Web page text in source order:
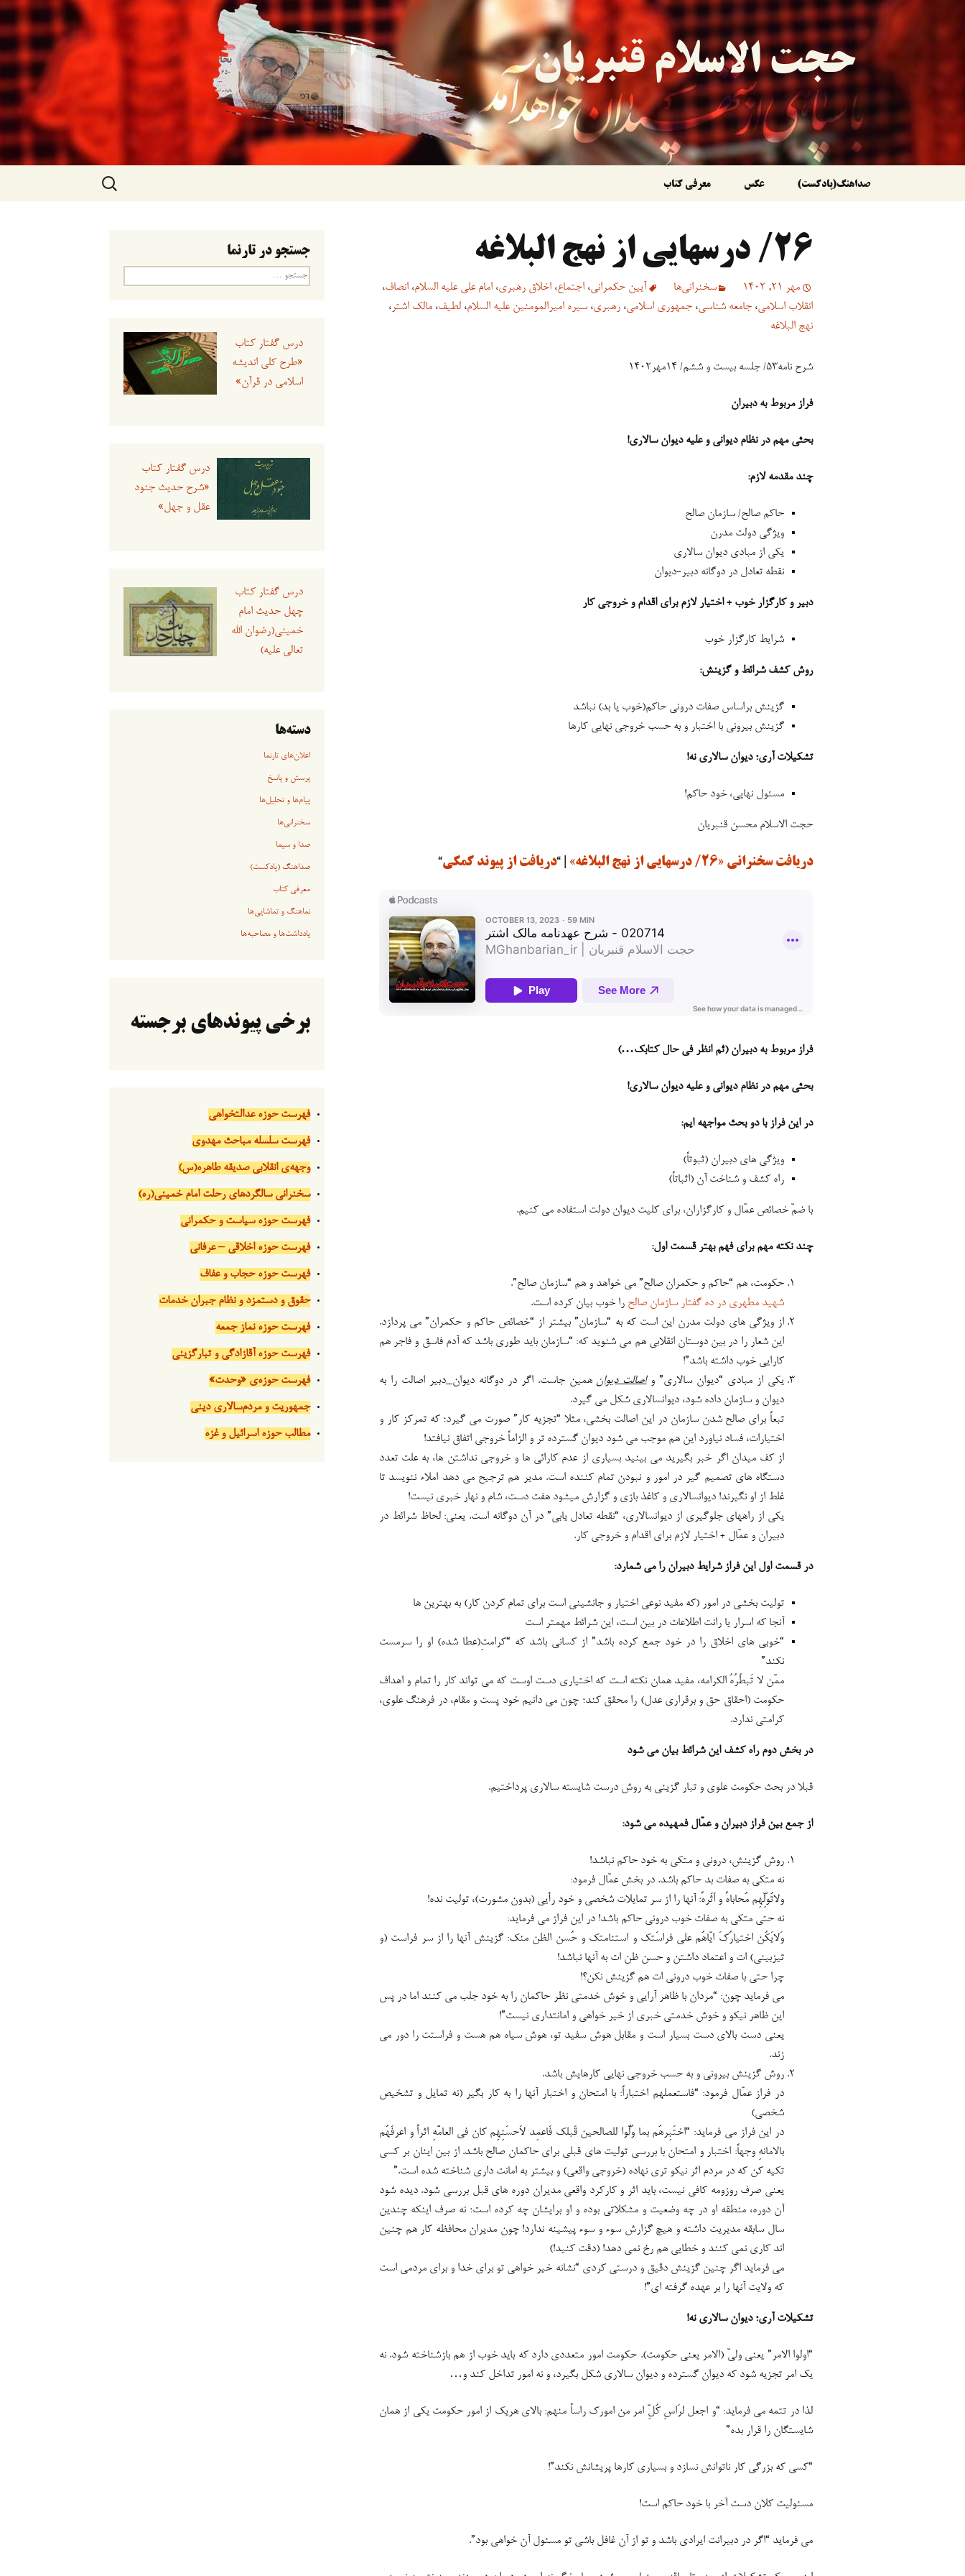
حجت الاسلام قنبریان
رفتن
نوشته‌ها
صداهنگ(پادکست) عکس معرفی کتاب
جستجو
برای:
۲۶/ درسهایی از نهج البلاغه
مهر 21, 1402 سخنرانی‏‏‌ها آیین حکمرانی، اجتماع، اخلاق رهبری، امام علی علیه السلام، انصاف،
انقلاب اسلامی، جامعه شناسی، جمهوری اسلامی، رهبری، سیره امیرالمومنین علیه السلام، لطیف، مالک اشتر ،
نهج البلاغه
شرح نامه۵۳/ جلسه بیست و ششم/ ۱۴مهر۱۴۰۲
فراز مربوط به دبیران
بحثی مهم در نظام دیوانی و علیه دیوان سالاری!
چند مقدمه لازم:
حاکم صالح/ سازمان صالح
ویژگی دولت مدرن
یکی از مبادی دیوان سالاری
نقطه تعادل در دوگانه دبیر-دیوان
دبیر و کارگزار خوب + اختیار لازم برای اقدام و خروجی کار
شرایط کارگزار خوب
روش کشف شرائط و گزینش:
گزینش براساس صفات درونی حاکم(خوب یا بد) نباشد
گزینش بیرونی با اختبار و به حسب خروجی نهایی کارها
تشکیلات آری؛ دیوان سالاری نه!
مسئول نهایی، خود حاکم!
حجت الاسلام محسن قنبریان
دریافت سخنرانی «۲۶/ درسهایی از نهج البلاغه» | “دریافت از پیوند کمکی“
فراز مربوط به دبیران (ثم انظر فی حال کتابک…)
بحثی مهم در نظام دیوانی و علیه دیوان سالاری!
در این فراز با دو بحث مواجهه ایم:
ویژگی های دبیران (ثبوتاً)
راه کشف و شناخت آن (اثباتاً)
با ضمّ خصائص عمّال و کارگزاران، برای کلیت دیوان دولت استفاده می کنیم.
چند نکته مهم برای فهم بهتر قسمت اول:
حکومت، هم “حاکم و حکمران صالح” می خواهد و هم “سازمان صالح”.
شهید مطهری در ده گفتار سازمان صالح را خوب بیان کرده است.
از ویژگی های دولت مدرن این است که به “سازمان” بیشتر از “خصائص حاکم و حکمران” می پردازد.
این شعار را در بین دوستان انقلابی هم می شنوید که: “سازمان باید طوری باشد که آدم فاسق و فاجر هم
کارایی خوب داشته باشد”!
یکی از مبادی “دیوان سالاری” واصالت دیوان همین جاست. اگر در دوگانه دیوان_دبیر اصالت را به
دیوان و سازمان داده شود، دیوانسالاری شکل می گیرد.
تبعاً برای صالح شدن سازمان در این اصالت بخشی، مثلا “تجزیه کار” صورت می گیرد؛ که تمرکز کار و
اختیارات، فساد نیاورد این هم موجب می شود دیوان گسترده تر و الزاماً خروجی اتفاق نیافتد!
از کف میدان اگر خبر بگیرید می بینید بسیاری از عدم کارائی ها و خروجی نداشتن ها، به علت تعدد
دستگاه های تصمیم گیر در امور و نبودن تمام کننده است. مدیر هم ترجیح می دهد املاء ننویسد تا
غلط از او نگیرند! دیوانسالاری و کاغذ بازی و گزارش میشود هفت دست، شام و نهار خبری نیست!
یکی از راههای جلوگیری از دیوانسالاری، “نقطه تعادل یابی” در آن دوگانه است. یعنی: لحاظ شرائط در
دبیران و عمّال + اختیار لازم برای اقدام و خروجی کار.
در قسمت اول این فراز شرایط دبیران را می شمارد:
تولیت بخشی در امور (که مفید نوعی اختیار و جانشینی است برای تمام کردن کار) به بهترین ها
آنجا که اسرار یا رانت اطلاعات در بین است، این شرائط مهمتر است
“خوبی های اخلاق را در خود جمع کرده باشد” از کسانی باشد که “کرامتِ(عطا شده) او را سرمست
نکند”
ممّن لا تَبطُرُهُ الکرامه، مفید همان نکته است که اختیاری دست اوست که می تواند کار را تمام و اهداف
حکومت (احقاق حق و برقراری عدل) را محقق کند؛ چون می دانیم خود پست و مقام، در فرهنگ علوی،
کرامتی ندارد.
در بخش دوم راه کشف این شرائط بیان می شود
قبلا در بحث حکومت علوی و تبار گزینی به روش درست شایسته سالاری پرداختیم.
از جمع بین فراز دبیران و عمّال فمهیده می شود:
روش گزینش، درونی و متکی به خود حاکم نباشد!
نه متکی به صفات بد حاکم باشد. در بخش عمّال فرمود:
ولاتُوَلِّهِم مُحاباهً و اَثَرهً: آنها را از سر تمایلات شخصی و خود رأیی (بدون مشورت)، تولیت نده!
نه حتی متکی به صفات خوب درونی حاکم باشد! در این فراز می فرماید:
وَلایَکُن اختیارُکَ ایّاهُم علی فراسَتک و استنامتک و حُسن الظن منک: گزینش آنها را از سر فراست (و
تیزبینی) ات و اعتماد داشتن و حسن ظن ات به آنها نباشد!
چرا حتی با صفات خوب درونی ات هم گزینش نکن؟!
می فرماید چون: “مردان با ظاهر آرایی و خوش خدمتی نظر حاکمان را به خود جلب می کنند اما در پس
این ظاهر نیکو و خوش خدمتی خبری از خیر خواهی و امانتداری نیست”!
یعنی دست بالای دست بسیار است و مقابل هوش سفید تو، هوش سیاه هم هست و فراستت را دور می
زند.
روش گزینش بیرونی و به حسب خروجی نهایی کارهایش باشد.
در فراز عمّال فرمود: “فاستعملهم اختباراً: با امتحان و اختبار آنها را به کار بگیر (نه تمایل و تشخیص
شخصی)
در این فراز می فرماید: “اختَبِرهُم بما وُلُّوا للصالحین قَبلک فَاعمِد لاَحسَنِهِم کان فی العامَّهِ اثراً و اعرفَهُم
بالامانهِ وجهاً: اختبار و امتحان با بررسی تولیت های قبلی برای حاکمان صالح باشد. از بین اینان بر کسی
تکیه کن که در مردم اثر نیکو تری نهاده (خروجی واقعی) و بیشتر به امانت داری شناخته شده است.”
یعنی صرف روزومه کافی نیست، باید اثر و کارکرد واقعی مدیران دوره های قبل بررسی شود. دیده شود
آن دوره، منطقه او در چه وضعیت و مشکلاتی بوده و او برایشان چه کرده است؛ نه صرف اینکه چندین
سال سابقه مدیریت داشته و هیچ گزارش سوء و سوء پیشینه ندارد! چون مدیران محافظه کار هم چنین
اند کاری نمی کنند و خطایی هم رخ نمی دهد! (دقت کنید!)
می فرماید اگر چنین گزینش دقیق و درستی کردی “نشانه خیر خواهی تو برای خدا و برای مردمی است
که ولایت آنها را بر عهده گرفته ای”!
تشکیلات آری؛ دیوان سالاری نه!
“اولوا الامر” یعنی ولیّ (الامر یعنی حکومت). حکومت امور متعددی دارد که باید خوب از هم بازشناخته شود. نه
یک امر تجزیه شود که دیوان گسترده و دیوان سالاری شکل بگیرد، و نه امور تداخل کند و…
لذا در تتمه می فرماید: “و اجعل لرَاسِ کُلِّ امر من امورک راساً منهم: بالای هریک از امور حکومت یکی از همان
شایستگان را قرار بده”
“کسی که بزرگی کار ناتوانش نسازد و بسیاری کارها پریشانش نکند”!
مسئولیت کلان دست آخر با خود حاکم است!
می فرماید “اگر در دبیرانت ایرادی باشد و تو از آن غافل باشی تو مسئول آن خواهی بود”.
جستجو در تارنما
جستجو
درس گفتار کتاب
«طرح کلی اندیشه
اسلامی در قرآن»
درس گفتار کتاب
«شرح حدیث جنود
عقل و جهل»
درس گفتار کتاب
چهل حدیث امام
خمینی(رضوان الله
تعالی علیه)
دسته‌ها
اعلان‌های تارنما
پرسش و پاسخ
پیام‌ها و تحلیل‌ها
سخنرانی‏‏‌ها
صدا و سیما
صداهنگ (پادکست)
معرفی کتاب
نماهنگ و تماشایی‌ها
یادداشت‌ها و مصاحبه‌ها
برخی پیوندهای برجسته
فهرست حوزه عدالتخواهی
فهرست سلسله مباحث مهدوی
وجهه‌ی انقلابی صدیقه طاهره(س)
سخنرانی سالگردهای رحلت امام خمینی(ره)
فهرست حوزه سیاست و حکمرانی
فهرست حوزه اخلاقی – عرفانی
فهرست حوزه حجاب و عفاف
حقوق و دستمزد و نظام جبران خدمات
فهرست حوزه نماز جمعه
فهرست حوزه آقازادگی و تبارگزینی
فهرست حوزه‌ی «وحدت»
جمهوریت و مردم‌سالاری دینی
مطالب حوزه اسرائیل و غزه